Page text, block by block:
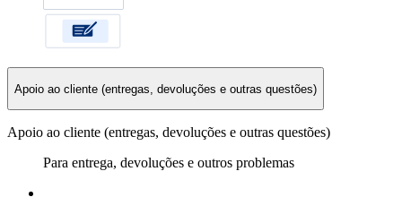
Apoio ao cliente (entregas, devoluções e outras questões)
Apoio ao cliente (entregas, devoluções e outras questões)
Para entrega, devoluções e outros problemas